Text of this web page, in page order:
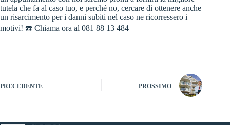
tutela che fa al caso tuo, e perché no, cercare di ottenere anche
un risarcimento per i danni subiti nel caso ne ricorressero i
motivi! ☎️ Chiama ora al 081 88 13 484
PRECEDENTE PROSSIMO